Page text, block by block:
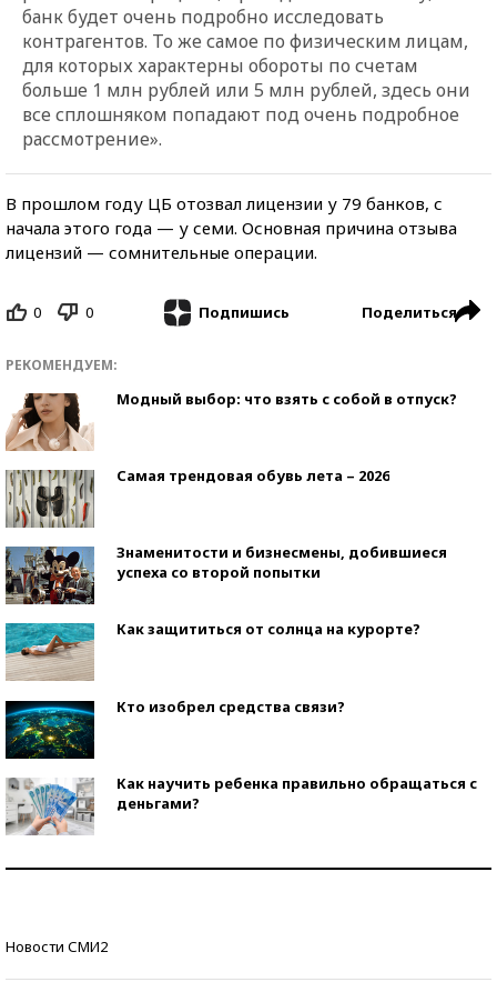
банк будет очень подробно исследовать
контрагентов. То же самое по физическим лицам,
для которых характерны обороты по счетам
больше 1 млн рублей или 5 млн рублей, здесь они
все сплошняком попадают под очень подробное
рассмотрение».
В прошлом году ЦБ отозвал лицензии у 79 банков, с
начала этого года — у семи. Основная причина отзыва
лицензий — сомнительные операции.
0 0 Подпишись Поделиться
РЕКОМЕНДУЕМ:
Модный выбор: что взять с собой в отпуск?
Самая трендовая обувь лета – 2026
Знаменитости и бизнесмены, добившиеся
успеха со второй попытки
Как защититься от солнца на курорте?
Кто изобрел средства связи?
Как научить ребенка правильно обращаться с
деньгами?
Новости СМИ2